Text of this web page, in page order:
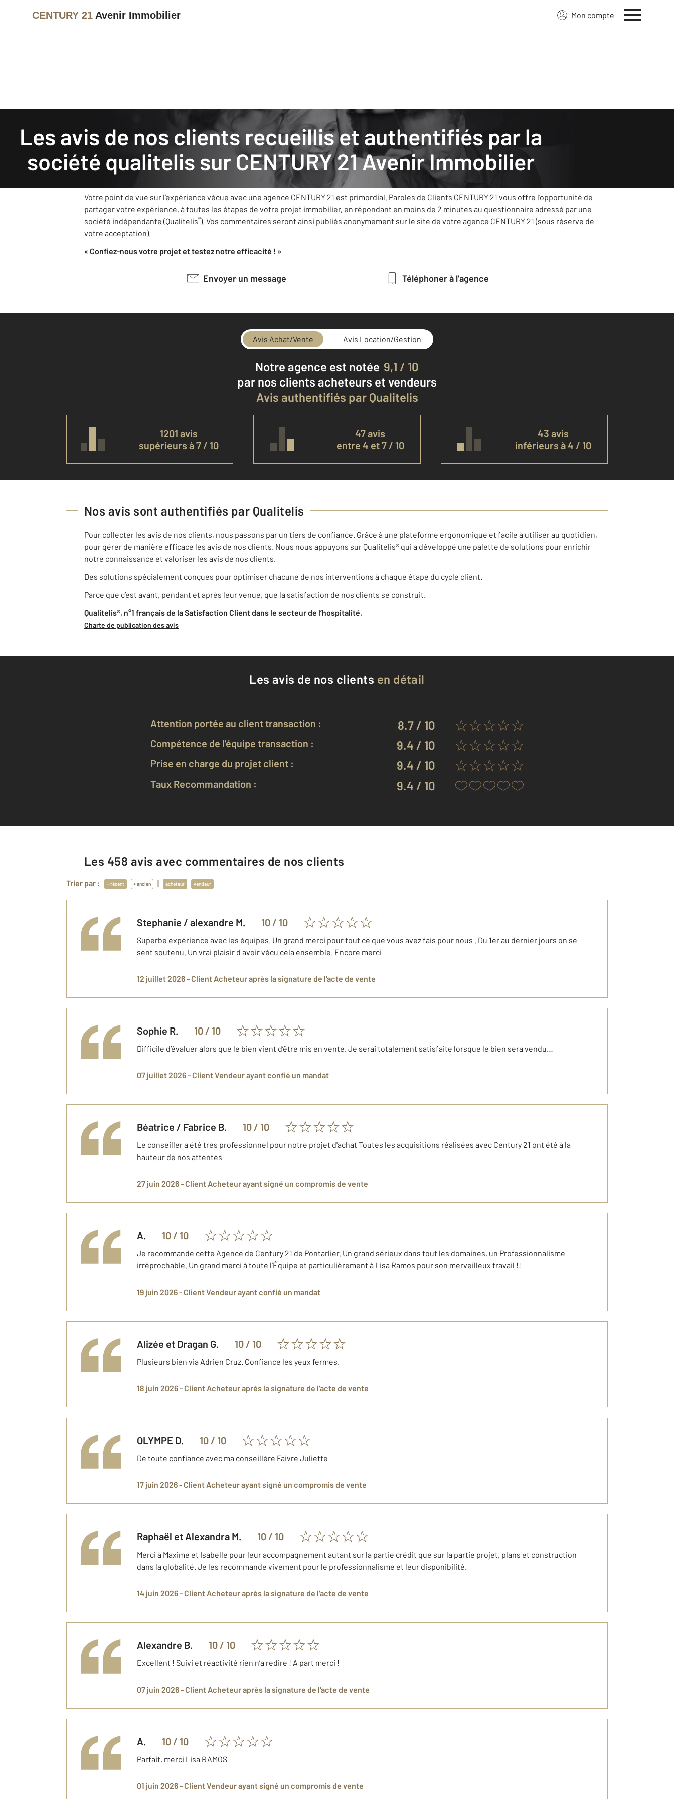
CENTURY 21 Avenir Immobilier Mon compte
Les avis de nos clients recueillis et authentifiés par la
société qualitelis sur CENTURY 21 Avenir Immobilier
CENTURY 21 Avenir Immobilier : nos clients donnent leurs avis
Notre agence CENTURY 21 Avenir Immobilier s’est fixée comme priorité de vous apporter le meilleur service et mettra tout en œuvre pour s’améliorer
Votre point de vue sur l’expérience vécue avec une agence CENTURY 21 est primordial. Paroles de Clients CENTURY 21 vous offre l’opportunité de
partager votre expérience, à toutes les étapes de votre projet immobilier, en répondant en moins de 2 minutes au questionnaire adressé par une
société indépendante (Qualitelis®). Vos commentaires seront ainsi publiés anonymement sur le site de votre agence CENTURY 21 (sous réserve de
votre acceptation).
« Confiez-nous votre projet et testez notre efficacité ! »
Envoyer un message Téléphoner à l'agence
Avis Achat/Vente Avis Location/Gestion
Notre agence est notée 9,1 / 10
par nos clients acheteurs et vendeurs
Avis authentifiés par Qualitelis
1201 avis
supérieurs à 7 / 10
47 avis
entre 4 et 7 / 10
43 avis
inférieurs à 4 / 10
Nos avis sont authentifiés par Qualitelis
Pour collecter les avis de nos clients, nous passons par un tiers de confiance. Grâce à une plateforme ergonomique et facile à utiliser au quotidien,
pour gérer de manière efficace les avis de nos clients. Nous nous appuyons sur Qualitelis® qui a développé une palette de solutions pour enrichir
notre connaissance et valoriser les avis de nos clients.
Des solutions spécialement conçues pour optimiser chacune de nos interventions à chaque étape du cycle client.
Parce que c’est avant, pendant et après leur venue, que la satisfaction de nos clients se construit.
Qualitelis®, n°1 français de la Satisfaction Client dans le secteur de l’hospitalité.
Charte de publication des avis
Les avis de nos clients en détail
Attention portée au client transaction : 8.7 / 10
Compétence de l'équipe transaction : 9.4 / 10
Prise en charge du projet client : 9.4 / 10
Taux Recommandation : 9.4 / 10
Les 458 avis avec commentaires de nos clients
Trier par : + récent + ancien | acheteur vendeur
stephanie / alexandre M. 10 / 10
Superbe expérience avec les équipes. Un grand merci pour tout ce que vous avez fais pour nous . Du 1er au dernier jours on se
sent soutenu. Un vrai plaisir d avoir vécu cela ensemble. Encore merci
12 juillet 2026 - Client Acheteuraprès la signature de l'acte de vente
Sophie R. 10 / 10
Difficile d’évaluer alors que le bien vient d’être mis en vente. Je serai totalement satisfaite lorsque le bien sera vendu…
07 juillet 2026 - Client Vendeurayant confié un mandat
Béatrice / Fabrice B. 10 / 10
Le conseiller a été très professionnel pour notre projet d'achat Toutes les acquisitions réalisées avec Century 21 ont été à la
hauteur de nos attentes
27 juin 2026 - Client Acheteurayant signé un compromis de vente
A. 10 / 10
Je recommande cette Agence de Century 21 de Pontarlier. Un grand sérieux dans tout les domaines, un Professionnalisme
irréprochable. Un grand merci à toute l’Équipe et particulièrement à Lisa Ramos pour son merveilleux travail !!
19 juin 2026 - Client Vendeurayant confié un mandat
Alizée et Dragan G. 10 / 10
Plusieurs bien via Adrien Cruz. Confiance les yeux fermes.
18 juin 2026 - Client Acheteuraprès la signature de l'acte de vente
OLYMPE D. 10 / 10
De toute confiance avec ma conseillère Faivre Juliette
17 juin 2026 - Client Acheteurayant signé un compromis de vente
Raphaël et Alexandra M. 10 / 10
Merci à Maxime et Isabelle pour leur accompagnement autant sur la partie crédit que sur la partie projet, plans et construction
dans la globalité. Je les recommande vivement pour le professionnalisme et leur disponibilité.
14 juin 2026 - Client Acheteuraprès la signature de l'acte de vente
Alexandre B. 10 / 10
Excellent ! Suivi et réactivité rien n’a redire ! A part merci !
07 juin 2026 - Client Acheteuraprès la signature de l'acte de vente
A. 10 / 10
Parfait, merci Lisa RAMOS
01 juin 2026 - Client Vendeurayant signé un compromis de vente